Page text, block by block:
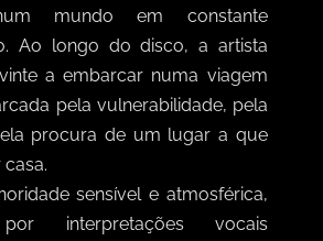
mundo em constante
Ao longo do disco, a artista
a embarcar numa viagem
pela vulnerabilidade, pela
procura de um lugar a que
sensível e atmosférica,
interpretações vocais